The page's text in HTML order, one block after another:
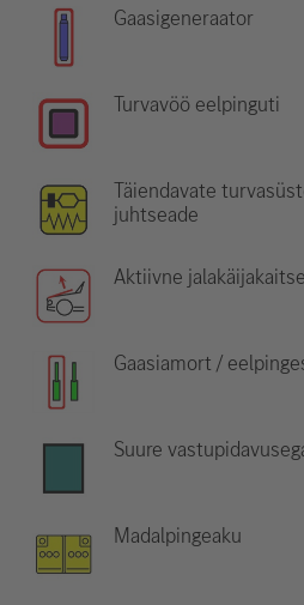
Gaasigeneraator
Turvavöö eelpinguti
Täiendavate
juhtseade
Aktiivne
Gaasiamort /
Suure
Madalpingeaku